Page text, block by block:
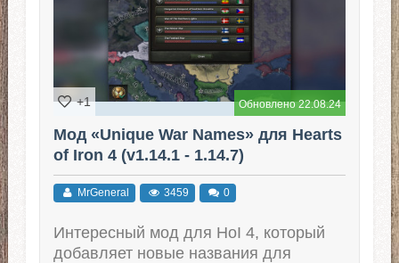
Обновлено 22.08.24
+1
Мод «Unique War Names» для Hearts
of Iron 4 (v1.14.1 - 1.14.7)
MrGeneral 3459 0
Интересный мод для HoI 4, который
добавляет новые названия для